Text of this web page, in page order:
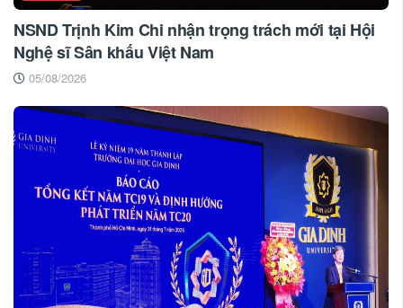
NSND Trịnh Kim Chi nhận trọng trách mới tại Hội
Nghệ sĩ Sân khấu Việt Nam
05/08/2026